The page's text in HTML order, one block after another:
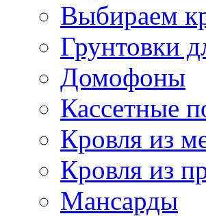
Выбираем
Грунтовки
Домофоны
Кассетные
Кровля из
Кровля из
Мансарды